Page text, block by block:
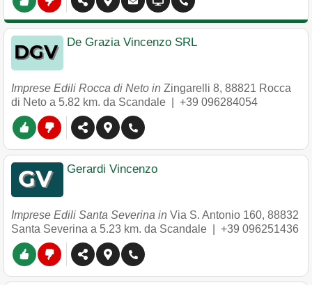
De Grazia Vincenzo SRL
Imprese Edili Rocca di Neto in Zingarelli 8, 88821 Rocca
di Neto a 5.82 km. da Scandale | +39 096284054
Gerardi Vincenzo
Imprese Edili Santa Severina in Via S. Antonio 160, 88832
Santa Severina a 5.23 km. da Scandale | +39 096251436